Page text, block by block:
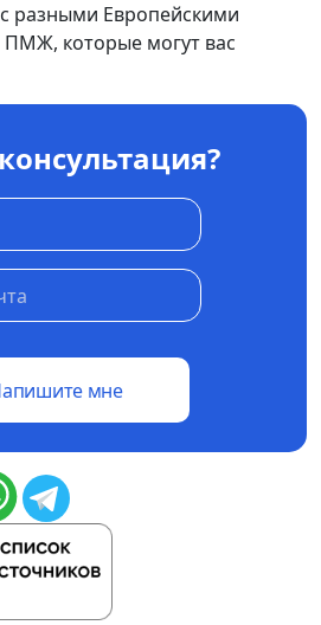
разными Европейскими
которые могут вас
мне